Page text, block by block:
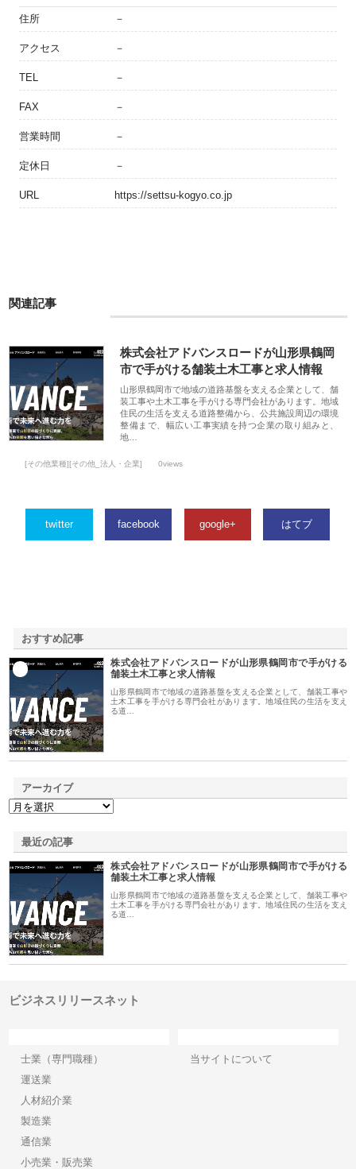
住所 －
アクセス －
TEL －
FAX －
営業時間 －
定休日 －
URL https://settsu-kogyo.co.jp
関連記事
株式会社アドバンスロードが山形県鶴岡
市で手がける舗装土木工事と求人情報
山形県鶴岡市で地域の道路基盤を支える企業として、舗
装工事や土木工事を手がける専門会社があります。地域
住民の生活を支える道路整備から、公共施設周辺の環境
整備まで、幅広い工事実績を持つ企業の取り組みと、
地…
[その他業種][その他_法人・企業] 0views
twitter facebook google+ はてブ
おすすめ記事
株式会社アドバンスロードが山形県鶴岡市で手がける
舗装土木工事と求人情報
山形県鶴岡市で地域の道路基盤を支える企業として、舗装工事や
土木工事を手がける専門会社があります。地域住民の生活を支え
る道…
アーカイブ
最近の記事
株式会社アドバンスロードが山形県鶴岡市で手がける
舗装土木工事と求人情報
山形県鶴岡市で地域の道路基盤を支える企業として、舗装工事や
土木工事を手がける専門会社があります。地域住民の生活を支え
る道…
ビジネスリリースネット
士業（専門職種）
運送業
人材紹介業
製造業
通信業
小売業・販売業
当サイトについて